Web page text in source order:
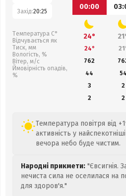
Захід:20:25
Температура С°
Відчувається як
Тиск, мм
Вологість, %
Вітер, м/с
Ймовірність опадів,
%
00:00
24°
24°
762
44
54
3
2
2
2
Температура повітря від
активність у
вечора небо буде чистим.
Народні прикмети: "Євсигнія.
нечиста сила не оселилася на
для здоров'я."